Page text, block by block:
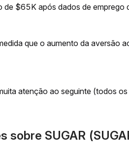
de $65K após dados de emprego
que o aumento da aversão
atenção ao seguinte (todos
sobre SUGAR